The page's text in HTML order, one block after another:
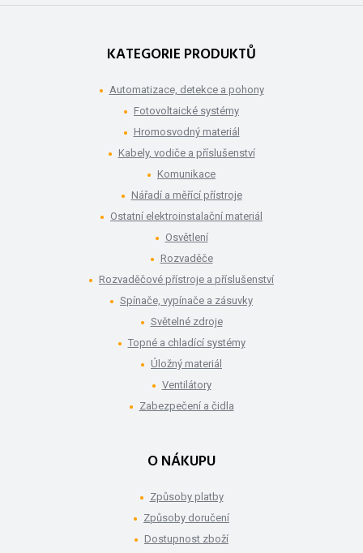
KATEGORIE PRODUKTŮ
Automatizace, detekce a pohony
Fotovoltaické systémy
Hromosvodný materiál
Kabely, vodiče a příslušenství
Komunikace
Nářadí a měřící přístroje
Ostatní elektroinstalační materiál
Osvětlení
Rozvaděče
Rozvaděčové přístroje a příslušenství
Spínače, vypínače a zásuvky
Světelné zdroje
Topné a chladící systémy
Úložný materiál
Ventilátory
Zabezpečení a čidla
O NÁKUPU
Způsoby platby
Způsoby doručení
Dostupnost zboží